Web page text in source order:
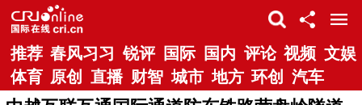
推荐 春风习习 锐评 国际 国内 评论 视频 文娱
体育 原创 直播 财智 城市 地方 环创 汽车